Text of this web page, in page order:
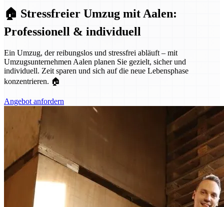
🏠 Stressfreier Umzug mit Aalen:
Professionell & individuell
Ein Umzug, der reibungslos und stressfrei abläuft – mit
Umzugsunternehmen Aalen planen Sie gezielt, sicher und
individuell. Zeit sparen und sich auf die neue Lebensphase
konzentrieren. 🏠
Angebot anfordern